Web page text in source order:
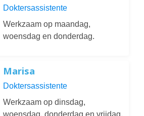
Doktersassistente
Werkzaam op maandag,
woensdag en donderdag.
Marisa
Doktersassistente
Werkzaam op dinsdag,